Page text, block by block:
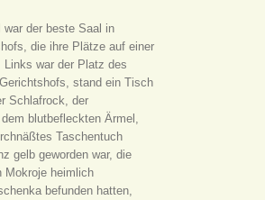
der beste Saal in
die ihre Plätze auf einer
Links war der Platz des
stand ein Tisch
Schlafrock, der
blutbefleckten Ärmel,
Taschentuch
gelb geworden war, die
Mokroje heimlich
befunden hatten,